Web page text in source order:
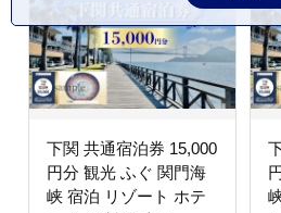
下関 共通宿泊券 15,000
円分 観光 ふぐ 関門海
峡 宿泊 リゾート ホテ